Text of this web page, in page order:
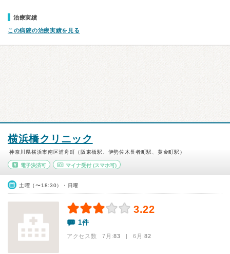
治療実績
この病院の治療実績を見る
横浜橋クリニック
神奈川県横浜市南区浦舟町（阪東橋駅、伊勢佐木長者町駅、黄金町駅）
電子決済可 マイナ受付(スマホ可)
土曜（〜18:30）・日曜
3.22
1件
アクセス数 7月:83 | 6月:82